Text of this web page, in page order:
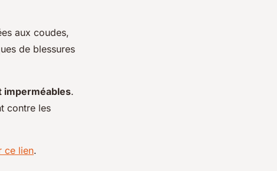
aux coudes,
de blessures
imperméables.
contre les
ce lien.